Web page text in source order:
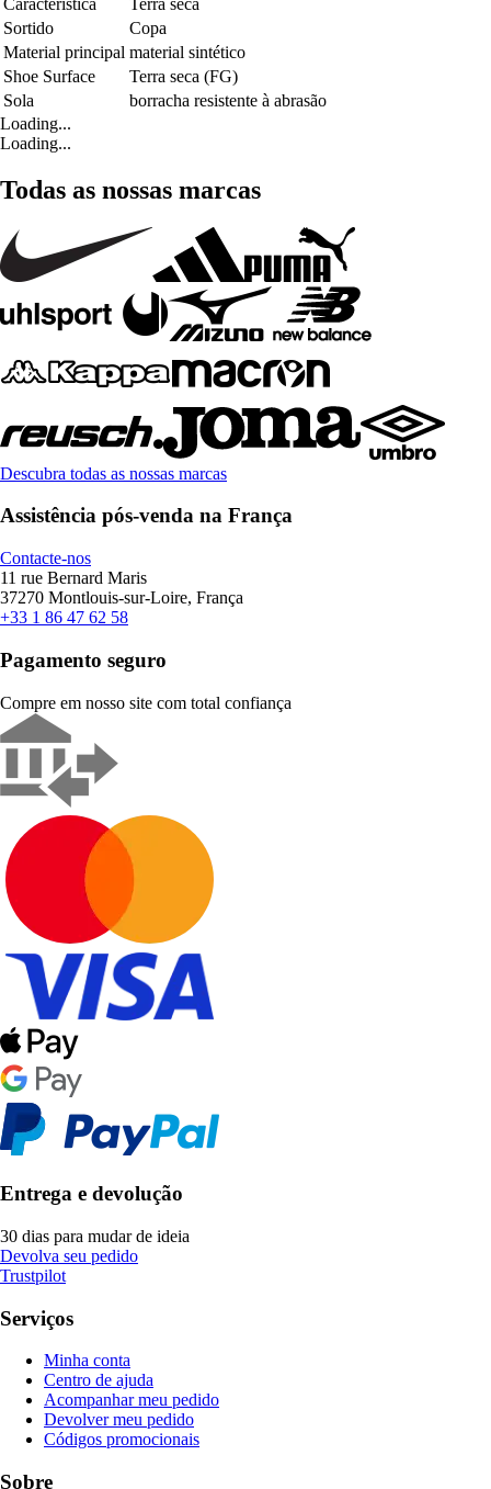
Sortido
Copa
Material principal material sintético
Shoe Surface
Terra seca (FG)
Sola
borracha resistente à abrasão
Loading...
Loading...
Todas as nossas marcas
Descubra todas as nossas marcas
Assistência pós-venda na França
Contacte-nos
11 rue Bernard Maris
37270 Montlouis-sur-Loire, França
+33 1 86 47 62 58
Pagamento seguro
Compre em nosso site com total confiança
Entrega e devolução
30 dias para mudar de ideia
Devolva seu pedido
Trustpilot
Serviços
Minha conta
Centro de ajuda
Acompanhar meu pedido
Devolver meu pedido
Códigos promocionais
Sobre